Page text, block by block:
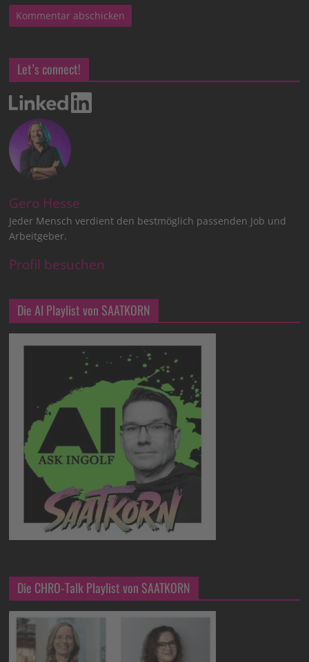
Let’s connect!
Gero Hesse
Jeder Mensch verdient den bestmöglich passenden Job und
Arbeitgeber.
Profil besuchen
Die AI Playlist von SAATKORN
Die CHRO-Talk Playlist von SAATKORN